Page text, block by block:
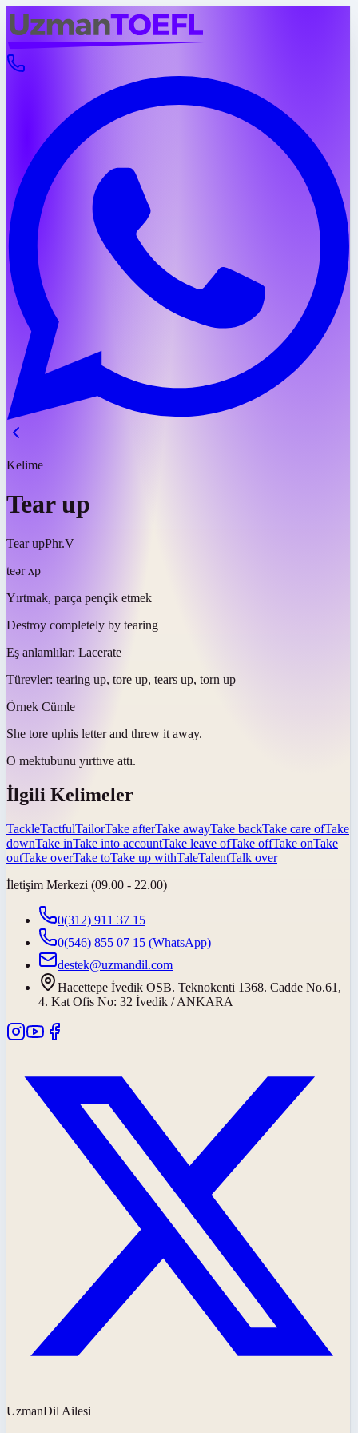
Kelime
Tear up
Tear upPhr.V
teər ʌp
Yırtmak, parça pençik etmek
Destroy completely by tearing
Eş anlamlılar: Lacerate
Türevler: tearing up, tore up, tears up, torn up
Örnek Cümle
She tore uphis letter and threw it away.
O mektubunu yırttıve attı.
İlgili Kelimeler
TackleTactfulTailorTake afterTake awayTake backTake care ofTake
downTake inTake into accountTake leave ofTake offTake onTake
outTake overTake toTake up withTaleTalentTalk over
İletişim Merkezi (09.00 - 22.00)
0(312) 911 37 15
0(546) 855 07 15 (WhatsApp)
destek@uzmandil.com
Hacettepe İvedik OSB. Teknokenti 1368. Cadde No.61,
4. Kat Ofis No: 32 İvedik / ANKARA
UzmanDil Ailesi